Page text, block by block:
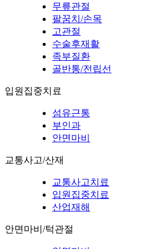
무릎관절
팔꿈치/손목
고관절
수술후재활
족부질환
골반통/전립선
입원집중치료
섬유근통
부인과
안면마비
교통사고/산재
교통사고치료
입원집중치료
산업재해
안면마비/턱관절